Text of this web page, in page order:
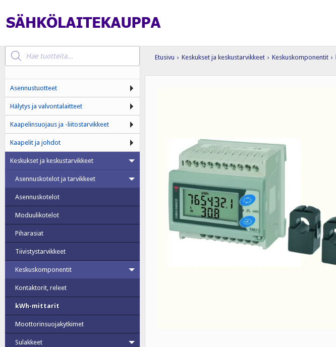
Etusivu › Keskukset ja keskustarvikkeet › Keskuskomponentit ›
Products
search
Asennustuotteet
Hälytys ja valvontalaitteet
Kaapelinsuojaus ja -liitostarvikkeet
Kaapelit ja johdot
Keskukset ja keskustarvikkeet
Asennuskotelot ja tarvikkeet
Asennuskotelot
Moduulikotelot
Piharasiat
Tiivistystarvikkeet
Keskuskomponentit
Kontaktorit, releet
kWh-mittarit
Moottorinsuojakytkimet
Sulakkeet